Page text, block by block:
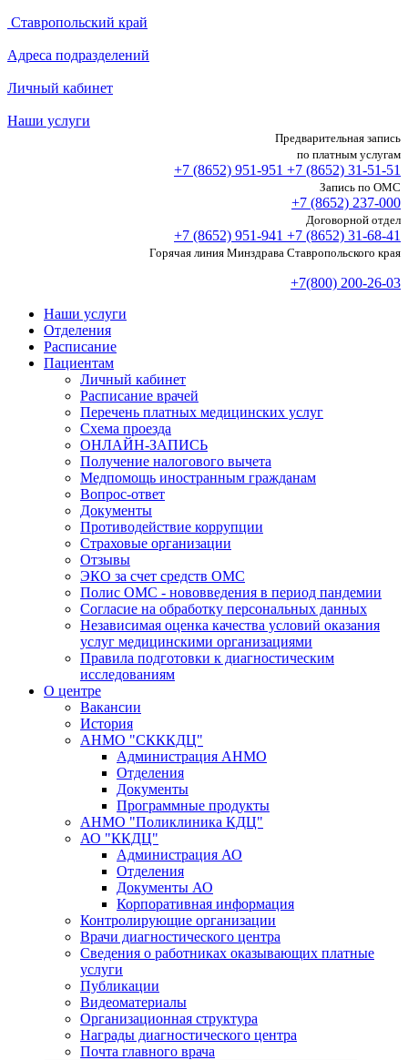
Ставропольский край
Адреса подразделений
Личный кабинет
Наши услуги
Предварительная запись
по платным услугам
+7 (8652) 951-951 +7 (8652) 31-51-51
Запись по ОМС
+7 (8652) 237-000
Договорной отдел
+7 (8652) 951-941 +7 (8652) 31-68-41
Горячая линия Минздрава Ставропольского края
+7(800) 200-26-03
Наши услуги
Отделения
Расписание
Пациентам
Личный кабинет
Расписание врачей
Перечень платных медицинских услуг
Схема проезда
ОНЛАЙН-ЗАПИСЬ
Получение налогового вычета
Медпомощь иностранным гражданам
Вопрос-ответ
Документы
Противодействие коррупции
Страховые организации
Отзывы
ЭКО за счет средств ОМС
Полис ОМС - нововведения в период пандемии
Согласие на обработку персональных данных
Независимая оценка качества условий оказания
услуг медицинскими организациями
Правила подготовки к диагностическим
исследованиям
О центре
Вакансии
История
АНМО "СКККДЦ"
Администрация АНМО
Отделения
Документы
Программные продукты
АНМО "Поликлиника КДЦ"
АО "ККДЦ"
Администрация АО
Отделения
Документы АО
Корпоративная информация
Контролирующие организации
Врачи диагностического центра
Сведения о работниках оказывающих платные
услуги
Публикации
Видеоматериалы
Организационная структура
Награды диагностического центра
Почта главного врача